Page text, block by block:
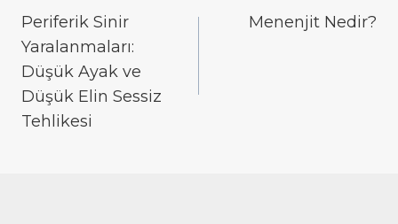
gezinmesi
Periferik Sinir
Yaralanmaları:
Düşük Ayak ve
Düşük Elin Sessiz
Tehlikesi
Menenjit Nedir?